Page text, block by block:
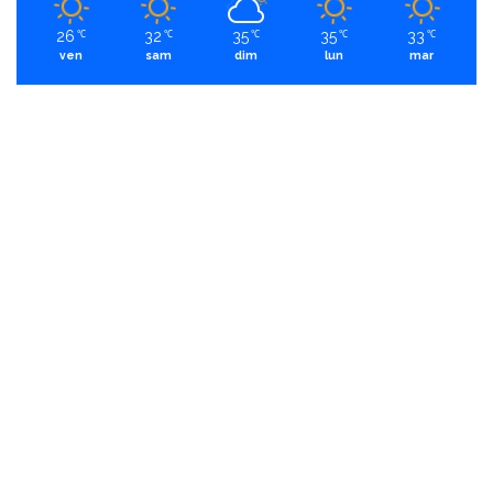
26 ℃
ven
32 ℃
sam
35 ℃
dim
35 ℃
lun
33 ℃
mar